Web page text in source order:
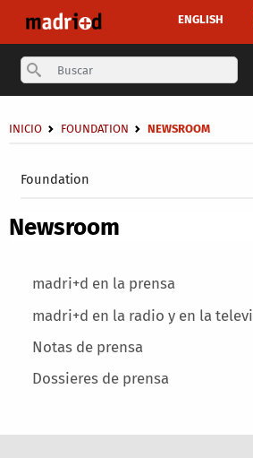
ENGLISH
Foundation
Breadcrumb
INICIO FOUNDATION NEWSROOM
Main menu
madri+d en la prensa
madri+d en la radio y en la
Notas de prensa
Dossieres de prensa
Newsroom